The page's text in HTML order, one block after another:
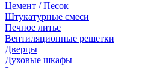
Цемент / Песок
Штукатурные смеси
Печное литье
Вентиляционные решетки
Дверцы
Духовые шкафы